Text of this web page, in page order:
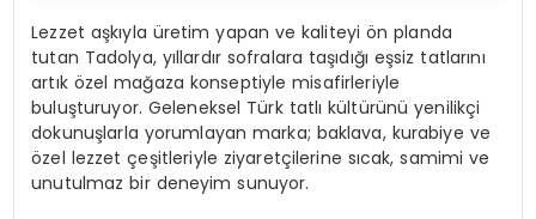
Lezzet aşkıyla üretim yapan ve kaliteyi ön planda
tutan Tadolya, yıllardır sofralara taşıdığı eşsiz tatlarını
artık özel mağaza konseptiyle misafirleriyle
buluşturuyor. Geleneksel Türk tatlı kültürünü yenilikçi
dokunuşlarla yorumlayan marka; baklava, kurabiye ve
özel lezzet çeşitleriyle ziyaretçilerine sıcak, samimi ve
unutulmaz bir deneyim sunuyor.